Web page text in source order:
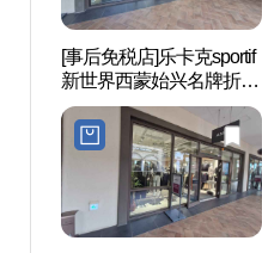
[事后免税店]乐卡克sportif
新世界西蒙始兴名牌折扣
购物中心(르꼬끄스포르
티브 신세계사이먼프리
미엄아울렛 시흥점)